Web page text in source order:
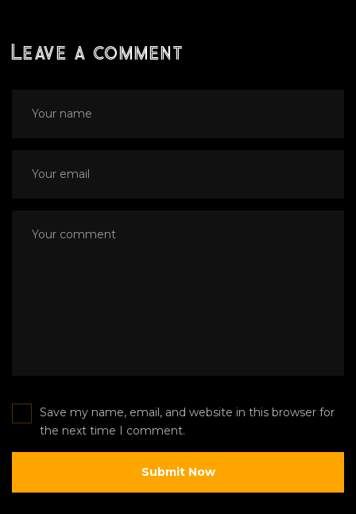
Leave a comment
Save my name, email, and website in this browser for
the next time I comment.